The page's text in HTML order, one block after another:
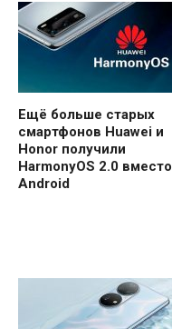
Ещё больше старых
смартфонов Huawei и
Honor получили
HarmonyOS 2.0 вместо
Android